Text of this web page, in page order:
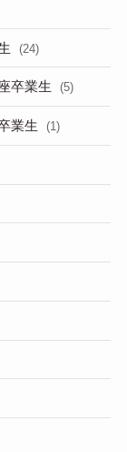
(24)
卒業生 (5)
業生 (1)